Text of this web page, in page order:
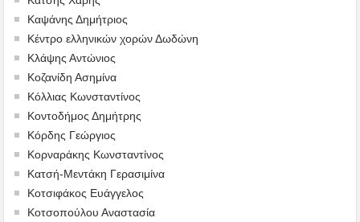
Καψάνης Δημήτριος
Κέντρο ελληνικών χορών Δωδώνη
Κλάψης Αντώνιος
Κοζανίδη Ασημίνα
Κόλλιας Κωνσταντίνος
Κοντοδήμος Δημήτρης
Κόρδης Γεώργιος
Κορναράκης Κωνσταντίνος
Κατσή-Μεντάκη Γερασιμίνα
Κοτσιφάκος Ευάγγελος
Κοτσοπούλου Αναστασία